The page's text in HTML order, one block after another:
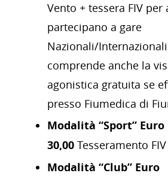
Vento + tessera FIV per
partecipano a gare
Nazionali/
comprende anche la
agonistica gratuita se
presso Fiumedica di
Modalità “Sport” Euro
30,00Tesseramento FIV
Modalità “Club” Euro